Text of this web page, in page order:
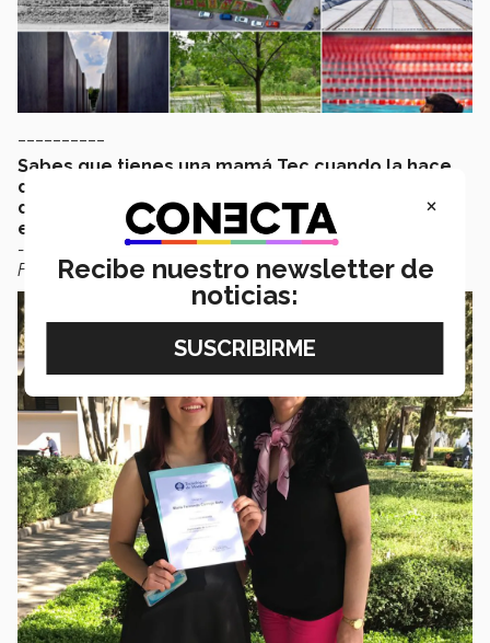
Sabes que tienes una mamá Tec cuando la hace
de psicóloga, coordinadora y hasta chofer,
durante la preparación de algún congreso o
evento de grupos estudiantiles.
- Fernanda Cornejo, sexto semestre LIN, Campus Santa
Fe.
×
Recibe nuestro newsletter de
noticias: